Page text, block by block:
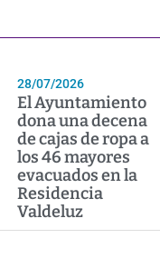
28/07/2026
El Ayuntamiento
dona una decena
de cajas de ropa a
los 46 mayores
evacuados en la
Residencia
Valdeluz